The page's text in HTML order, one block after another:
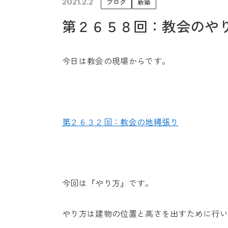
未来に住み継ぐ平屋
第２６５８回：教会のや
今日は教会の現場からです。
第２６３２回：教会の地縄張り
今回は『やり方』です。
やり方は建物の位置と高さを出すために行い